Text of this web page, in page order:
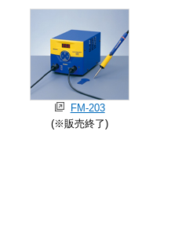
FM-203
(※販売終了)